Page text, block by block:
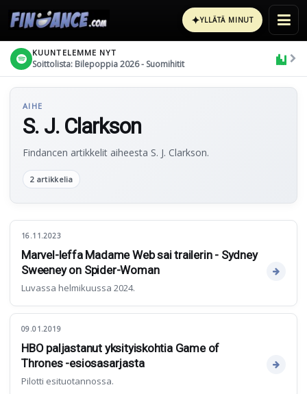
✦YLLÄTÄ MINUT
KUUNTELEMME NYT
Soittolista: Bilepoppia 2026 - Suomihitit
AIHE
S. J. Clarkson
Findancen artikkelit aiheesta S. J. Clarkson.
2 artikkelia
16.11.2023
Marvel-leffa Madame Web sai trailerin - Sydney
Sweeney on Spider-Woman
Luvassa helmikuussa 2024.
09.01.2019
HBO paljastanut yksityiskohtia Game of
Thrones -esiosasarjasta
Pilotti esituotannossa.